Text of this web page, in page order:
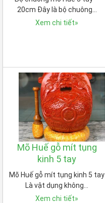
20cm Đây là bộ chuông…
Xem chi tiết»
Mõ Huế gỗ mít tụng
kinh 5 tay
Mõ Huế gỗ mít tụng kinh 5 tay
Là vật dụng không…
Xem chi tiết»